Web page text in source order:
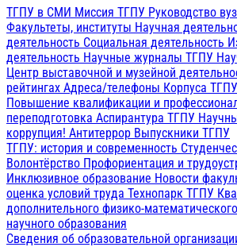
ТГПУ в СМИ Миссия ТГПУ Руководство
Факультеты, институты Научная
деятельность Социальная деятельность
деятельность Научные журналы ТГПУ
Центр выставочной и музейной
рейтингах Адреса/телефоны Корпуса ТГПУ
Повышение квалификации и
переподготовка Аспирантура ТГПУ
коррупция! Антитеррор Выпускники ТГПУ
ТГПУ: история и современность
Волонтёрство Профориентация и
Инклюзивное образование Новости
оценка условий труда Технопарк ТГПУ
дополнительного физико-
научного образования
Сведения об образовательной